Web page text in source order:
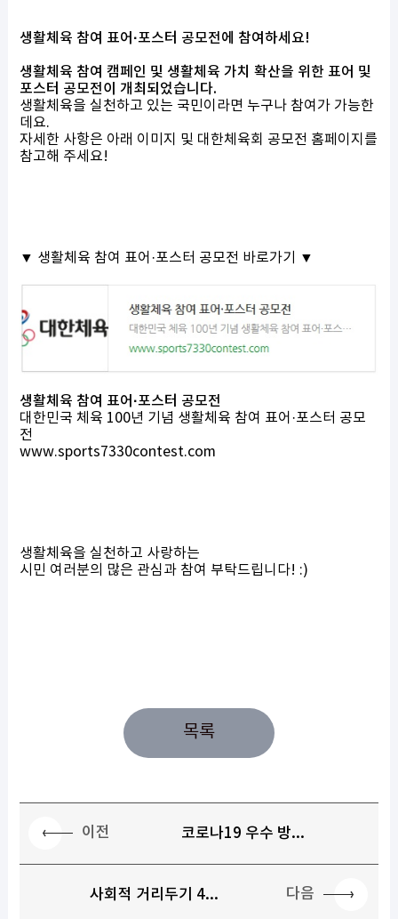
생활체육 참여 표어·포스터 공모전에 참여하세요!
생활체육 참여 캠페인 및 생활체육 가치 확산을 위한 표어 및
포스터 공모전이 개최되었습니다.
생활체육을 실천하고 있는 국민이라면 누구나 참여가 가능한
데요.
자세한 사항은 아래 이미지 및 대한체육회 공모전 홈페이지를
참고해 주세요!
▼ 생활체육 참여 표어·포스터 공모전 바로가기 ▼
생활체육 참여 표어·포스터 공모전
대한민국 체육 100년 기념 생활체육 참여 표어·포스터 공모
전
www.sports7330contest.com
생활체육을 실천하고 사랑하는
시민 여러분의 많은 관심과 참여 부탁드립니다! :)
목록
이전 코로나19 우수 방...
사회적 거리두기 4... 다음